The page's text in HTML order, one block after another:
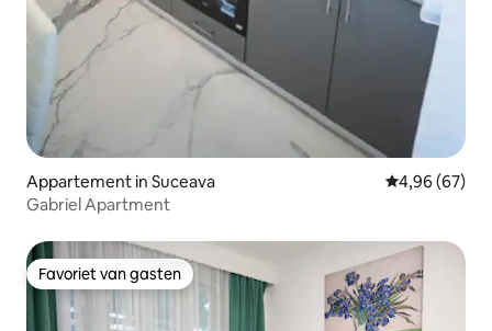
Appartement in Suceava Gemiddelde
4,96 (67)
Gabriel Apartment
Favoriet van gasten
Favoriet van gasten